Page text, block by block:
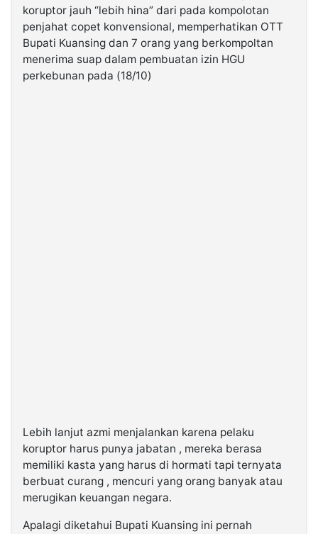
Kabarbaru.co
2026
koruptor jauh “lebih hina” dari pada kompolotan
penjahat copet konvensional, memperhatikan OTT
Bupati Kuansing dan 7 orang yang berkompoltan
menerima suap dalam pembuatan izin HGU
perkebunan pada (18/10)
Lebih lanjut azmi menjalankan karena pelaku
koruptor harus punya jabatan , mereka berasa
memiliki kasta yang harus di hormati tapi ternyata
berbuat curang , mencuri yang orang banyak atau
merugikan keuangan negara.
Apalagi diketahui Bupati Kuansing ini pernah